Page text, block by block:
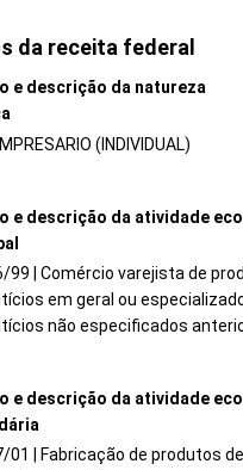
da receita federal
e descrição da natureza
(INDIVIDUAL)
e descrição da atividade
99 | Comércio varejista de
em geral ou
não especificados
e descrição da atividade
01 | Fabricação de produtos